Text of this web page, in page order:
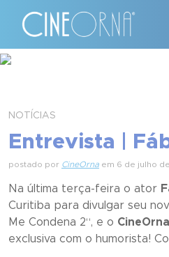
NOTÍCIAS
Entrevista |
postado por CineOrna em 6 de julho
Na última terça-feira o ator
Curitiba para divulgar seu
Me Condena 2“, e o CineOrna
exclusiva com o humorista!